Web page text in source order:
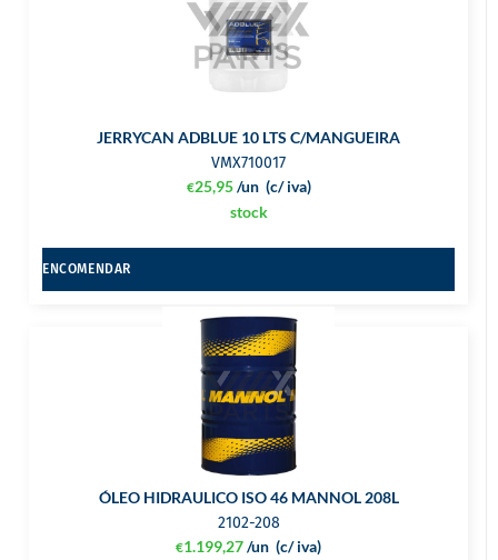
JERRYCAN ADBLUE 10 LTS C/MANGUEIRA
VMX710017
€25,95 (c/ iva)
/un
stock
ENCOMENDAR
ÓLEO HIDRAULICO ISO 46 MANNOL 208L
2102-208
€1.199,27 (c/ iva)
/un